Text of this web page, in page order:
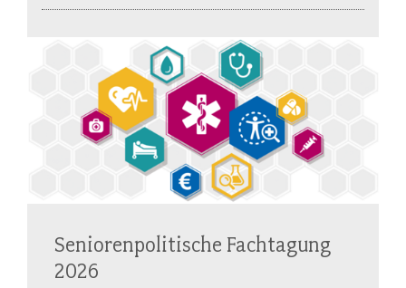
Seniorenpolitische Fachtagung
2026